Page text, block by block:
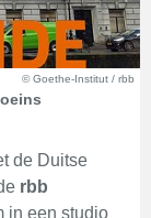
© Goethe-Institut / rbb
de Duitse
rbb
in een studio